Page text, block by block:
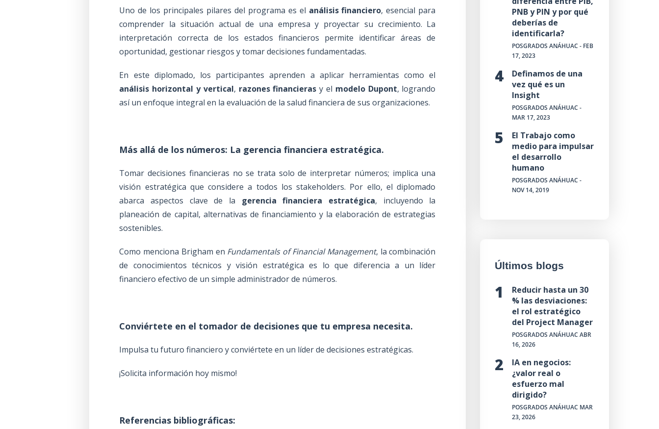
Uno de los principales pilares del programa es el análisis financiero, esencial para
comprender la situación actual de una empresa y proyectar su crecimiento. La
interpretación correcta de los estados financieros permite identificar áreas de
oportunidad, gestionar riesgos y tomar decisiones fundamentadas.
En este diplomado, los participantes aprenden a aplicar herramientas como el
análisis horizontal y vertical, razones financieras y el modelo Dupont, logrando
así un enfoque integral en la evaluación de la salud financiera de sus organizaciones.
Más allá de los números: La gerencia financiera estratégica.
Tomar decisiones financieras no se trata solo de interpretar números; implica una
visión estratégica que considere a todos los stakeholders. Por ello, el diplomado
abarca aspectos clave de la gerencia financiera estratégica, incluyendo la
planeación de capital, alternativas de financiamiento y la elaboración de estrategias
sostenibles.
Como menciona Brigham en Fundamentals of Financial Management, la combinación
de conocimientos técnicos y visión estratégica es lo que diferencia a un líder
financiero efectivo de un simple administrador de números.
Conviértete en el tomador de decisiones que tu empresa necesita.
Impulsa tu futuro financiero y conviértete en un líder de decisiones estratégicas.
¡Solicita información hoy mismo!
Referencias bibliográficas:
PNB y PIN y por qué
deberías de
identificarla?
POSGRADOS ANÁHUAC - FEB
17, 2023
Definamos de una
vez qué es un
Insight
POSGRADOS ANÁHUAC -
MAR 17, 2023
El Trabajo como
medio para impulsar
el desarrollo
humano
POSGRADOS ANÁHUAC -
NOV 14, 2019
Últimos blogs
Reducir hasta un 30
% las desviaciones:
el rol estratégico
del Project Manager
POSGRADOS ANÁHUAC ABR
16, 2026
IA en negocios:
¿valor real o
esfuerzo mal
dirigido?
POSGRADOS ANÁHUAC MAR
23, 2026